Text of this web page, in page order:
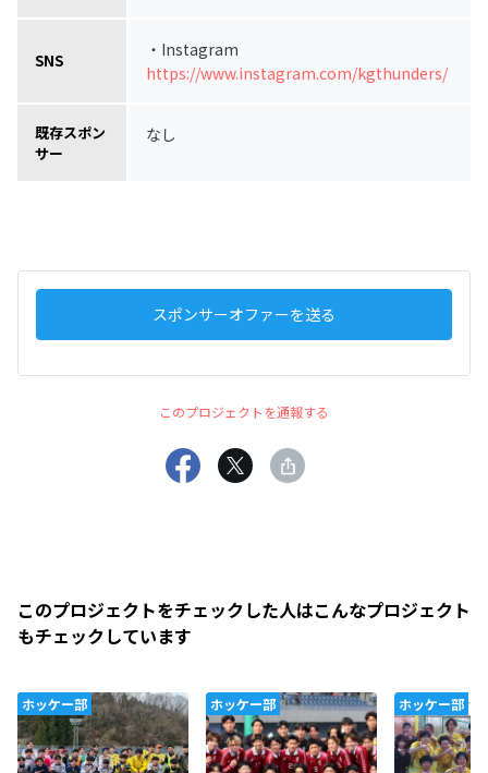
SNS
・Instagram
https://www.instagram.com/kgthunders/
既存スポン
サー
なし
スポンサーオファーを送る
このプロジェクトを通報する
このプロジェクトをチェックした人はこんなプロジェクト
もチェックしています
ホッケー部 ホッケー部 ホッケー部